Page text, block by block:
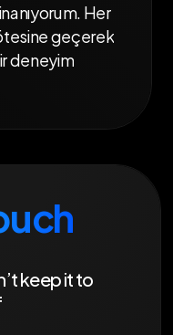
inanıyorum. Her
geçerek
deneyim
keep it to